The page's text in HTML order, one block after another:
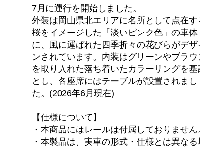
7月に運行を開始しました。
外装は岡山県北エリアに名所として点在す
桜をイメージした「淡いピンク色」の車体
に、風に運ばれた四季折々の花びらがデザ
ンされています。内装はグリーンやブラウ
を取り入れた落ち着いたカラーリングを基
とし、各座席にはテーブルが設置されまし
た。(2026年6月現在)
【仕様について】
・本商品にはレールは付属しておりません
・本製品は、実車の形式・仕様とは異なる
カートへ進む